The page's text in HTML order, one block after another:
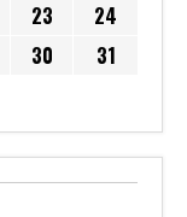
23
24
30
31